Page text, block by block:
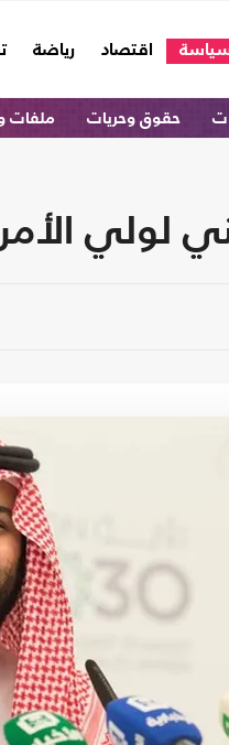
اقتصاد رياضة
حقوق وحريات ملفات
لولي